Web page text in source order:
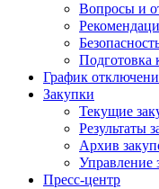
Вопросы и
Подготовка
График
Закупки
Текущие
Результаты
Архив
Управление
Пресс-центр